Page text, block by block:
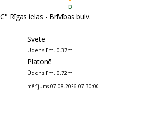
C° Rīgas ielas - Brīvības bulv.
Svētē
Ūdens līm. 0.37m
Platonē
Ūdens līm. 0.72m
mērījums 07.08.2026 07:30:00